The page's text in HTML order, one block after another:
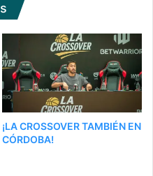
¡LA CROSSOVER TAMBIÉN EN
CÓRDOBA!